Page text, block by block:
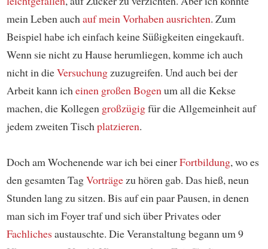
mein Leben auchauf mein Vorhaben ausrichten. Zum
Beispiel habe ich einfach keine Süßigkeiten eingekauft.
Wenn sie nicht zu Hause herumliegen, komme ich auch
nicht in dieVersuchungzuzugreifen. Und auch bei der
Arbeit kann icheinen großen Bogenum all die Kekse
machen, die Kollegen großzügigfür die Allgemeinheit auf
jedem zweiten Tischplatzieren.
Doch am Wochenende war ich bei einerFortbildung, wo es
den gesamten TagVorträgezu hören gab. Das hieß, neun
Stunden lang zu sitzen. Bis auf ein paar Pausen, in denen
man sich im Foyer traf und sich über Privates oder
Fachlichesaustauschte. Die Veranstaltung begann um 9